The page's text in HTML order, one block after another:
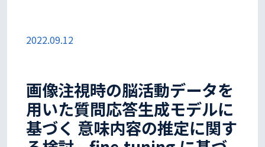
2022.09.12
画像注視時の脳活動データを
用いた質問応答生成モデルに
基づく 意味内容の推定に関す